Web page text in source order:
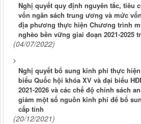
Nghị quyết quy định nguyên tắc, tiêu
vốn ngân sách trung ương và mức
địa phương thực hiện Chương trình
nghèo bền vững giai đoạn 2021-2025
(04/07/2022)
Nghị quyết bổ sung kinh phí thực
biểu Quốc hội khóa XV và đại biểu
2021-2026 và các chế độ chính sách
giảm một số nguồn kinh phí để bổ
cấp tỉnh
(20/12/2021)